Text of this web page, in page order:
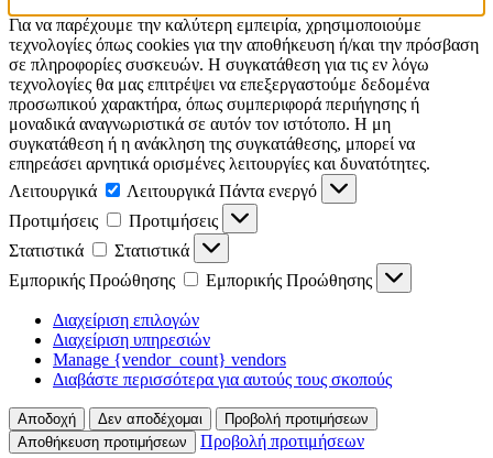
Για να παρέχουμε την καλύτερη εμπειρία, χρησιμοποιούμε
τεχνολογίες όπως cookies για την αποθήκευση ή/και την πρόσβαση
σε πληροφορίες συσκευών. Η συγκατάθεση για τις εν λόγω
τεχνολογίες θα μας επιτρέψει να επεξεργαστούμε δεδομένα
προσωπικού χαρακτήρα, όπως συμπεριφορά περιήγησης ή
μοναδικά αναγνωριστικά σε αυτόν τον ιστότοπο. Η μη
συγκατάθεση ή η ανάκληση της συγκατάθεσης, μπορεί να
επηρεάσει αρνητικά ορισμένες λειτουργίες και δυνατότητες.
Λειτουργικά
Λειτουργικά Πάντα ενεργό
Προτιμήσεις
Προτιμήσεις
Στατιστικά
Στατιστικά
Εμπορικής Προώθησης
Εμπορικής Προώθησης
Διαχείριση επιλογών
Διαχείριση υπηρεσιών
Manage {vendor_count} vendors
Διαβάστε περισσότερα για αυτούς τους σκοπούς
Αποδοχή Δεν αποδέχομαι
Προβολή προτιμήσεων
Αποθήκευση προτιμήσεων
Προβολή προτιμήσεων